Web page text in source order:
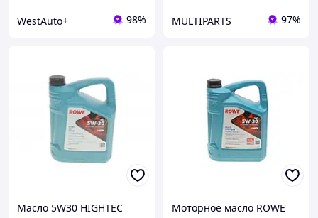
WestAuto+ 98% MULTIPARTS 97%
Масло 5W30 HIGHTEC
Моторное масло ROWE